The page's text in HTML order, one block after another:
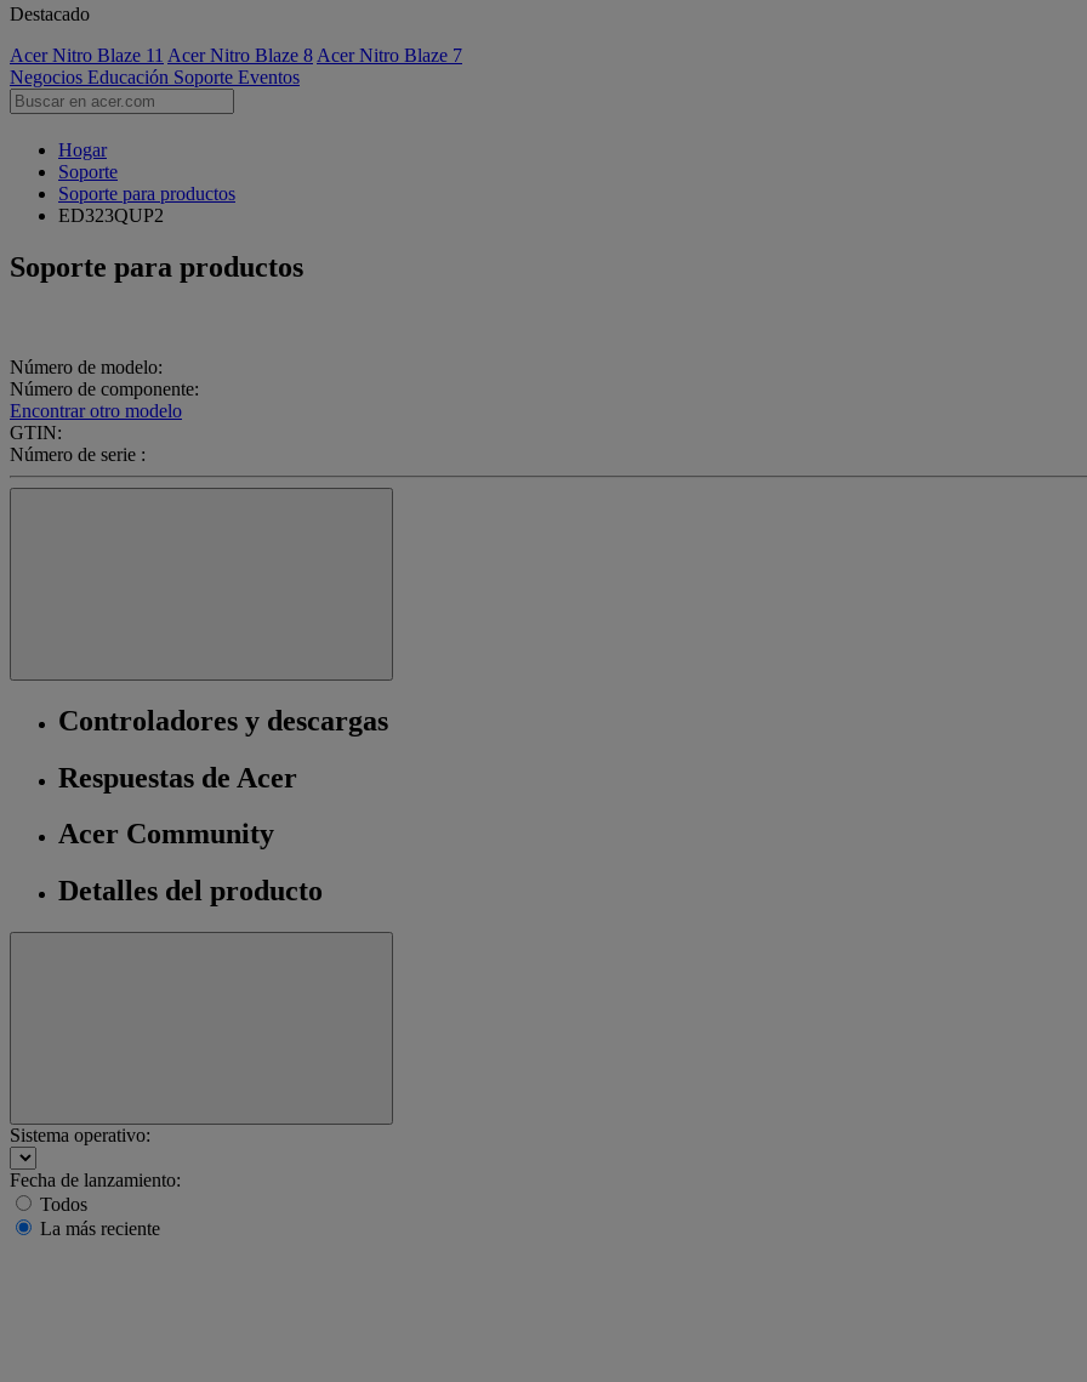
Destacado
Acer Nitro Blaze 11 Acer Nitro Blaze 8 Acer Nitro Blaze 7
Negocios Educación Soporte Eventos
Hogar
Soporte
Soporte para productos
ED323QUP2
Soporte para productos
Número de modelo:
Número de componente:
Encontrar otro modelo
GTIN:
Número de serie :
Controladores y descargas
Respuestas de Acer
Acer Community
Detalles del producto
Sistema operativo:
Fecha de lanzamiento:
Todos
La más reciente